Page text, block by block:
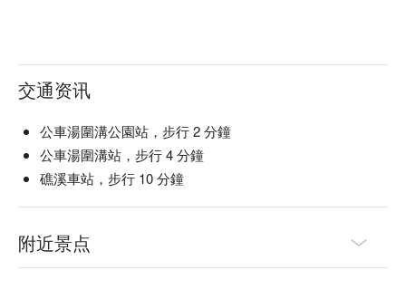
交通资讯
公車湯圍溝公園站，步行 2 分鐘
公車湯圍溝站，步行 4 分鐘
礁溪車站，步行 10 分鐘
附近景点